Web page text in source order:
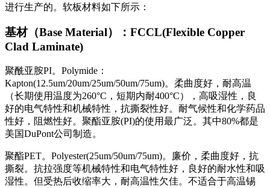
进行生产的。软板材料如下所示：
基材（Base Material）：FCCL(Flexible Copper
Clad Laminate)
聚酰亚胺PI。Polymide：
Kapton(12.5um/20um/25um/50um/75um)。柔曲度好，耐高温
（长期使用温度为260°C，短期内耐400°C），高吸湿性，良
好的电气特性和机械特性，抗撕裂性好。耐气候性和化学药品
性好，阻燃性好。聚酯亚胺(PI)的使用最广泛。其中80%都是
美国DuPont公司制造。
聚酯PET。Polyester(25um/50um/75um)。廉价，柔曲度好，抗
撕裂。抗拉强度等机械特性和电气特性好，良好的耐水性和吸
湿性。但受热后收缩率大，耐高温性欠佳。不适合于高温锡